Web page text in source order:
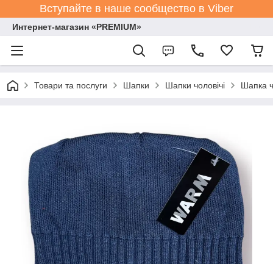
Вступайте в наше сообщество в Viber
Интернет-магазин «PREMIUM»
Товари та послуги Шапки Шапки чоловічі Шапка